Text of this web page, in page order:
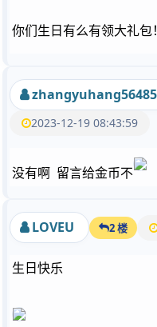
你们生日有么有领大礼包！
2023-12-19 08:43:59
没有啊 留言给金币不
LOVEU 2 楼
生日快乐